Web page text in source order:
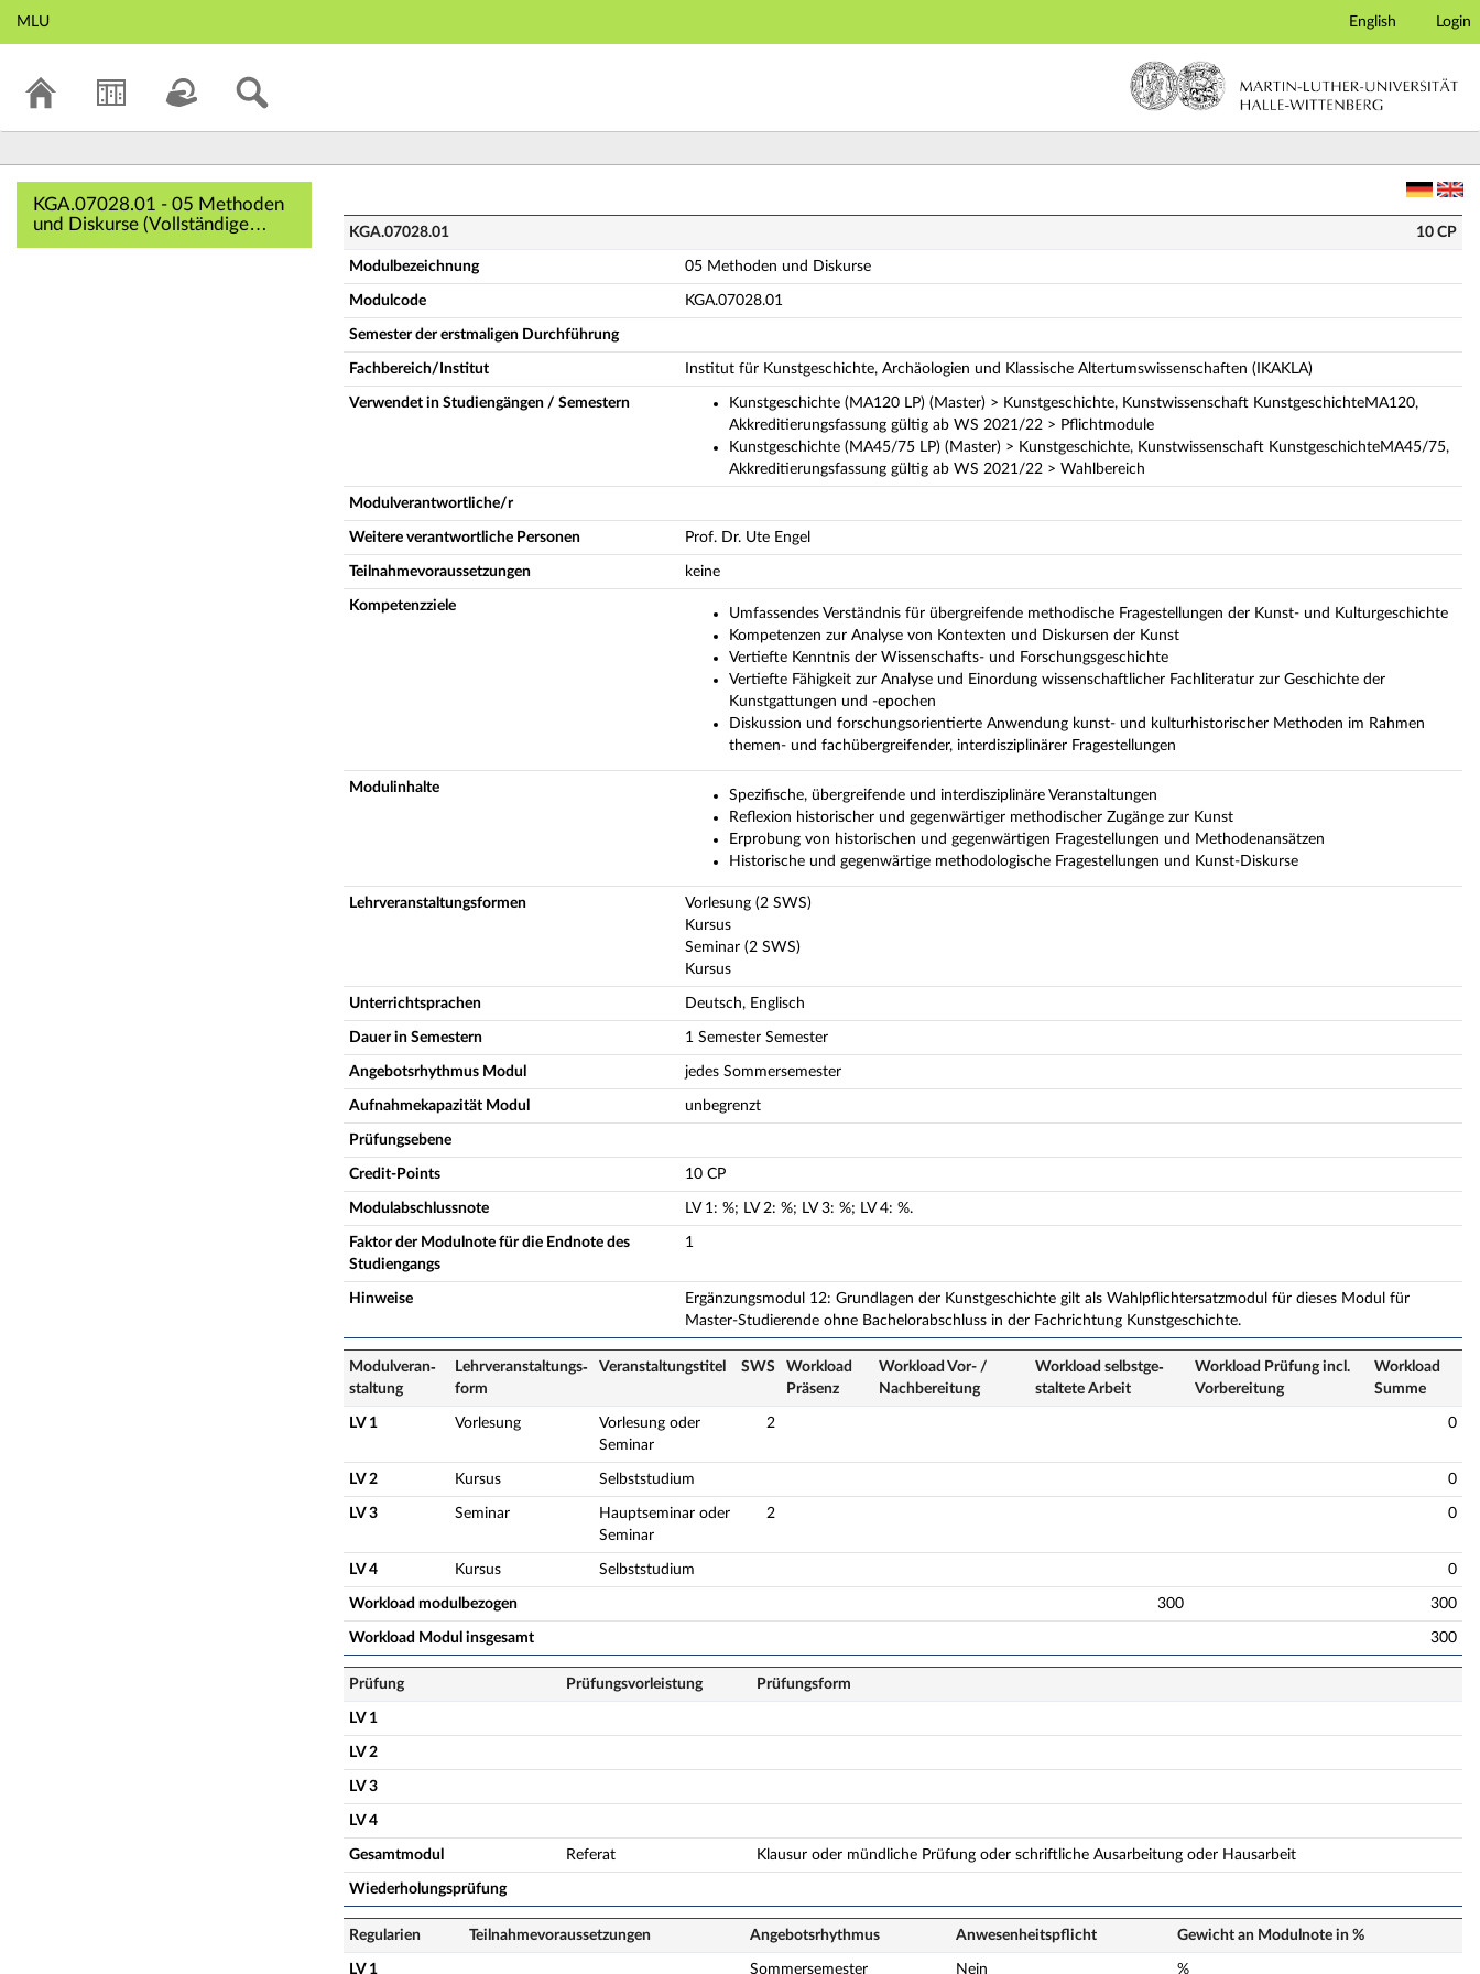
Hauptnavigation
MLU English Login
KGA.07028.01 - 05 Methoden
und Diskurse (Vollständige
Modulbeschreibung)
KGA.07028.01 10 CP
Modulbezeichnung 05 Methoden und Diskurse
Modulcode KGA.07028.01
Semester der erstmaligen Durchführung
Fachbereich/Institut Institut für Kunstgeschichte, Archäologien und Klassische Altertumswissenschaften (IKAKLA)
Verwendet in Studiengängen / Semestern
Kunstgeschichte (MA120 LP) (Master) > Kunstgeschichte, Kunstwissenschaft KunstgeschichteMA120,
Akkreditierungsfassung gültig ab WS 2021/22 > Pflichtmodule
Kunstgeschichte (MA45/75 LP) (Master) > Kunstgeschichte, Kunstwissenschaft KunstgeschichteMA45/75,
Akkreditierungsfassung gültig ab WS 2021/22 > Wahlbereich
Modulverantwortliche/r
Weitere verantwortliche Personen Prof. Dr. Ute Engel
Teilnahmevoraussetzungen keine
Kompetenzziele
Umfassendes Verständnis für übergreifende methodische Fragestellungen der Kunst- und Kulturgeschichte
Kompetenzen zur Analyse von Kontexten und Diskursen der Kunst
Vertiefte Kenntnis der Wissenschafts- und Forschungsgeschichte
Vertiefte Fähigkeit zur Analyse und Einordung wissenschaftlicher Fachliteratur zur Geschichte der
Kunstgattungen und -epochen
Diskussion und forschungsorientierte Anwendung kunst- und kulturhistorischer Methoden im Rahmen
themen- und fachübergreifender, interdisziplinärer Fragestellungen
Modulinhalte
Spezifische, übergreifende und interdisziplinäre Veranstaltungen
Reflexion historischer und gegenwärtiger methodischer Zugänge zur Kunst
Erprobung von historischen und gegenwärtigen Fragestellungen und Methodenansätzen
Historische und gegenwärtige methodologische Fragestellungen und Kunst-Diskurse
Lehrveranstaltungsformen
Vorlesung (2 SWS)
Kursus
Seminar (2 SWS)
Kursus
Unterrichtsprachen Deutsch, Englisch
Dauer in Semestern 1 Semester Semester
Angebotsrhythmus Modul jedes Sommersemester
Aufnahmekapazität Modul unbegrenzt
Prüfungsebene
Credit-Points 10 CP
Modulabschlussnote LV 1: %; LV 2: %; LV 3: %; LV 4: %.
Faktor der Modulnote für die Endnote des
Studiengangs
1
Hinweise
Ergänzungsmodul 12: Grundlagen der Kunstgeschichte gilt als Wahlpflichtersatzmodul für dieses Modul für
Master-Studierende ohne Bachelorabschluss in der Fachrichtung Kunstgeschichte.
Modulveran­
staltung
Lehrveranstaltungs­
form
Veranstaltungs­titel SWS
Workload
Präsenz
Workload Vor- /
Nach­bereitung
Workload selbstge­
staltete Arbeit
Workload Prüfung incl.
Vorbereitung
Workload
Summe
LV 1 Vorlesung
Vorlesung oder
Seminar
2 0
LV 2 Kursus Selbststudium 0
LV 3 Seminar
Hauptseminar oder
Seminar
2 0
LV 4 Kursus Selbststudium 0
Workload modulbezogen 300 300
Workload Modul insgesamt 300
Prüfung Prüfungsvorleistung Prüfungsform
LV 1
LV 2
LV 3
LV 4
Gesamtmodul Referat Klausur oder mündliche Prüfung oder schriftliche Ausarbeitung oder Hausarbeit
Wiederholungsprüfung
Regularien Teilnahme­voraussetzungen Angebots­rhythmus Anwesenheits­pflicht Gewicht an Modulnote in %
LV 1 Sommersemester Nein %